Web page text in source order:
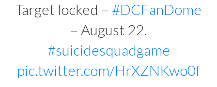
Target locked – #DCFanDome
– August 22.
#suicidesquadgame
pic.twitter.com/HrXZNKwo0f